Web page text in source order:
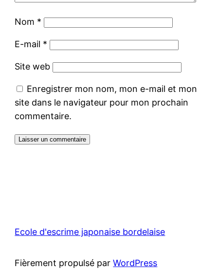
Nom *
E-mail *
Site web
Enregistrer mon nom, mon e-mail et mon
site dans le navigateur pour mon prochain
commentaire.
Ecole d'escrime japonaise bordelaise
Fièrement propulsé parWordPress